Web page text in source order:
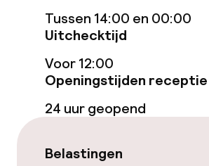
Tussen 14:00 en 00:00
Uitchecktijd
Voor 12:00
Openingstijden receptie
24 uur geopend
Belastingen